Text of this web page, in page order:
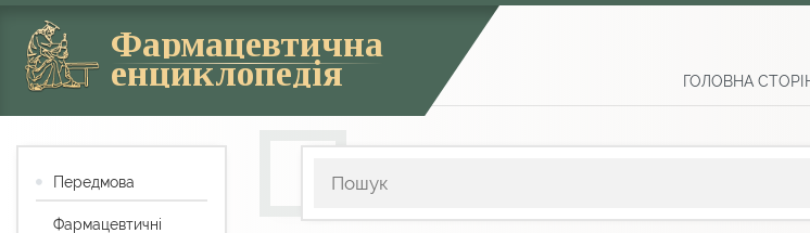
Фармацевтична
енциклопедія ГОЛОВНА
Передмова
Фармацевтичні